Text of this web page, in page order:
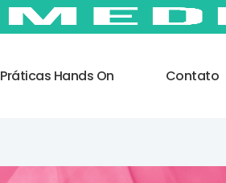
Práticas Hands On Contato